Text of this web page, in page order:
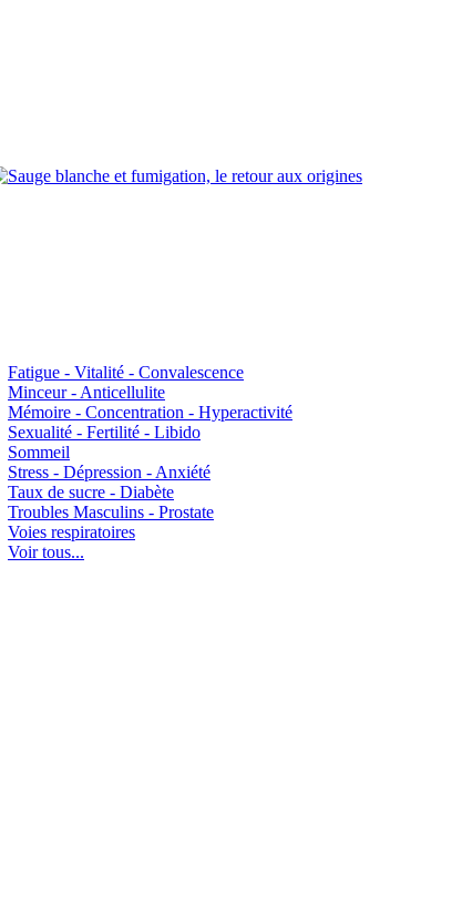
Fatigue - Vitalité - Convalescence
Minceur - Anticellulite
Mémoire - Concentration - Hyperactivité
Sexualité - Fertilité - Libido
Sommeil
Stress - Dépression - Anxiété
Taux de sucre - Diabète
Troubles Masculins - Prostate
Voies respiratoires
Voir tous...